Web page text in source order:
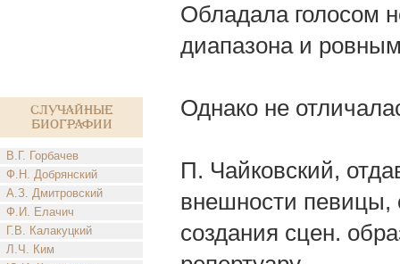
Случайные
биографии
В.Г. Горбачев
Ф.Н. Добрянский
А.З. Дмитровский
Ф.И. Елачич
Г.В. Калакуцкий
Л.Ч. Ким
Обладала голосом
диапазона и
Однако не
П. Чайковский,
внешности певицы,
создания сцен.